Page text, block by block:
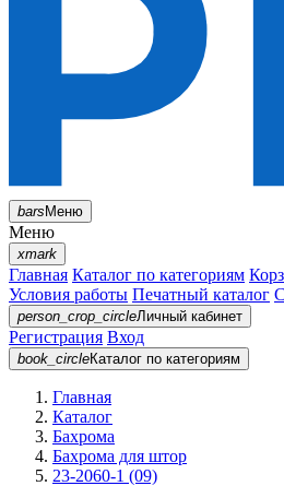
barsМеню
Меню
xmark
Главная Каталог по категориям
Условия работы Печатный каталог
person_crop_circleЛичный кабинет
Регистрация Вход
book_circleКаталог по категориям
Главная
Каталог
Бахрома
Бахрома для штор
23-2060-1 (09)